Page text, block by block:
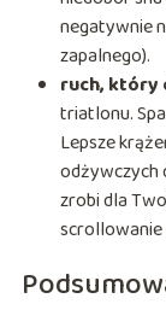
negatywnie
zapalnego).
ruch, który
triatlonu.
Lepsze
odżywczych
zrobi dla
scrollowanie